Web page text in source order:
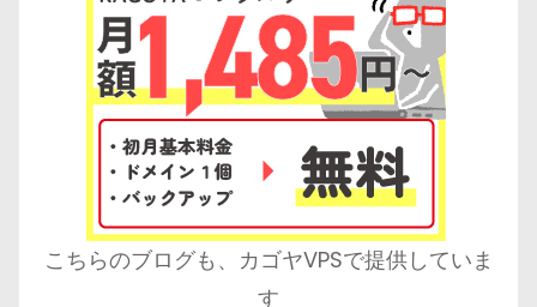
こちらのブログも、カゴヤVPSで提供していま
す